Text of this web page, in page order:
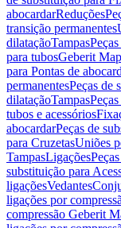
abocardarReduções
transição permanentes
dilataçãoTampas
para tubosGeberit
para Pontas de
permanentesPeças de
dilataçãoTampas
tubos e acessórios
abocardarPeças de
para CruzetasUniões
TampasLigações
substituição para
ligaçõesVedantes
ligações por
compressão Geberit